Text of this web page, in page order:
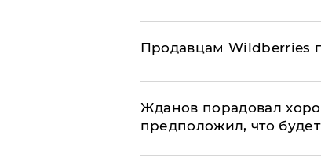
Продавцам Wildberries
Жданов порадовал
предположил, что